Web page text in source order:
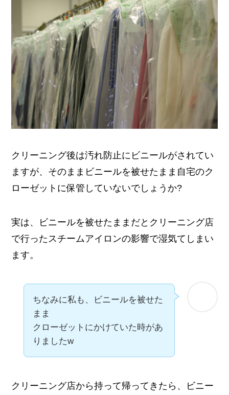
クリーニング後は汚れ防止にビニールがされてい
ますが、そのままビニールを被せたまま自宅のク
ローゼットに保管していないでしょうか?
実は、ビニールを被せたままだとクリーニング店
で行ったスチームアイロンの影響で湿気てしまい
ます。
ちなみに私も、ビニールを被せた
まま
クローゼットにかけていた時があ
りましたw
クリーニング店から持って帰ってきたら、ビニー